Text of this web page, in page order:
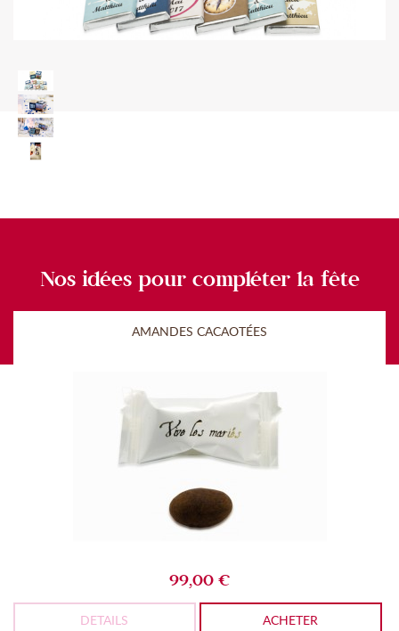
Nos idées pour compléter la fête
AMANDES CACAOTÉES
99,00 €
DETAILS ACHETER